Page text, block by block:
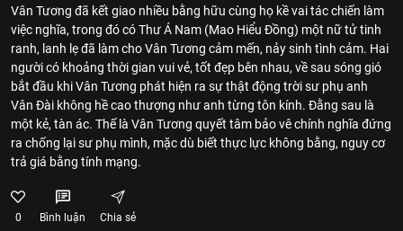
Vân Tương đã kết giao nhiều bằng hữu cùng họ kề vai tác chiến làm
việc nghĩa, trong đó có Thư Á Nam (Mao Hiểu Đồng) một nữ tử tinh
ranh, lanh lẹ đã làm cho Vân Tương cảm mến, nảy sinh tình cảm. Hai
người có khoảng thời gian vui vẻ, tốt đẹp bên nhau, về sau sóng gió
bắt đầu khi Vân Tương phát hiện ra sự thật động trời sư phụ anh
Vân Đài không hề cao thượng như anh từng tôn kính. Đằng sau là
một kẻ, tàn ác. Thế là Vân Tương quyết tâm bảo vê chính nghĩa đứng
ra chống lại sư phụ mình, mặc dù biết thực lực không bằng, nguy cơ
trả giá bằng tính mạng.
0 Bình luận Chia sẻ